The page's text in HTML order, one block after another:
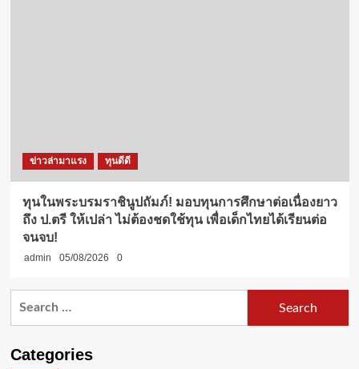
ข่าวล่ามาแรง ทุนดีดี
ทุนในพระบรมราชินูปถัมภ์! มอบทุนการศึกษาต่อเนื่องยาว
ถึง ป.ตรี ให้เปล่า ไม่ต้องชดใช้ทุน เพื่อเด็กไทยได้เรียนต่อ
จนจบ!
admin 05/08/2026 0
Categories